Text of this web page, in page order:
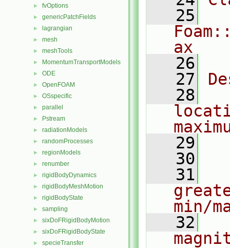
► fvOptions
► genericPatchFields
► lagrangian
► mesh
► meshTools
► MomentumTransportModels
► ODE
► OpenFOAM
► OSspecific
► parallel
► Pstream
► radiationModels
► randomProcesses
► regionModels
► renumber
► rigidBodyDynamics
► rigidBodyMeshMotion
► rigidBodyState
► sampling
► sixDoFRigidBodyMotion
► sixDoFRigidBodyState
► specieTransfer
   25
ax
   26
   27
   28
   29
   30
   31
min/
   32